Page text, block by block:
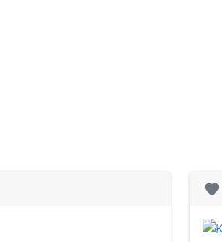
favorite